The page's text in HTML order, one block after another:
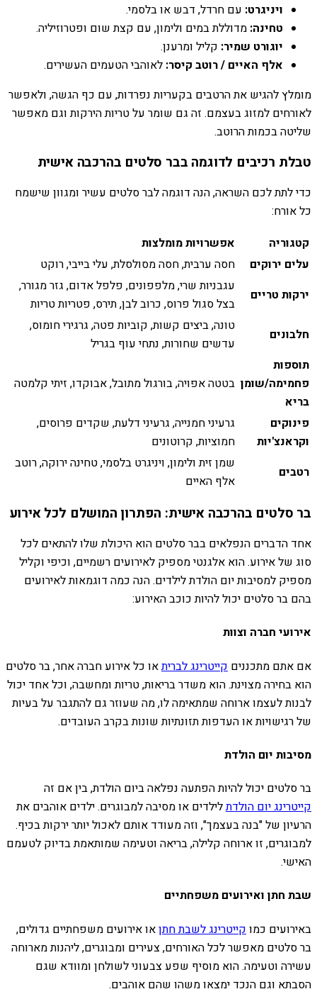
ויניגרט: עם חרדל, דבש או בלסמי.
טחינה: מדוללת במים ולימון, עם קצת שום ופטרוזיליה.
יוגורט שמיר: קליל ומרענן.
אלף האיים / רוטב קיסר: לאוהבי הטעמים העשירים.
מומלץ להגיש את הרטבים בקעריות נפרדות, עם כף הגשה, ולאפשר
לאורחים למזוג בעצמם. זה גם שומר על טריות הירקות וגם מאפשר
שליטה בכמות הרוטב.
טבלת רכיבים לדוגמה בבר סלטים בהרכבה אישית
כדי לתת לכם השראה, הנה דוגמה לבר סלטים עשיר ומגוון שישמח
כל אורח:
קטגוריה
אפשרויות מומלצות
עלים ירוקים
חסה ערבית, חסה מסולסלת, עלי בייבי, רוקט
ירקות טריים
עגבניות שרי, מלפפונים, פלפל אדום, גזר מגורר,
בצל סגול פרוס, כרוב לבן, תירס, פטריות טריות
חלבונים
טונה, ביצים קשות, קוביות פטה, גרגירי חומוס,
עדשים שחורות, נתחי עוף בגריל
תוספות
פחמימה/שומן
בריא
בטטה אפויה, בורגול מתובל, אבוקדו, זיתי קלמטה
פינוקים
וקראנצ'יות
גרעיני חמנייה, גרעיני דלעת, שקדים פרוסים,
חמוציות, קרוטונים
רטבים
שמן זית ולימון, ויניגרט בלסמי, טחינה ירוקה, רוטב
אלף האיים
בר סלטים בהרכבה אישית: הפתרון המושלם לכל אירוע
אחד הדברים הנפלאים בבר סלטים הוא היכולת שלו להתאים לכל
סוג של אירוע. הוא אלגנטי מספיק לאירועים רשמיים, וכיפי וקליל
מספיק למסיבות יום הולדת לילדים. הנה כמה דוגמאות לאירועים
בהם בר סלטים יכול להיות כוכב האירוע:
אירועי חברה וצוות
אם אתם מתכננים קייטרינג לבריתאו כל אירוע חברה אחר, בר סלטים
הוא בחירה מצוינת. הוא משדר בריאות, טריות ומחשבה, וכל אחד יכול
לבנות לעצמו ארוחה שמתאימה לו, מה שעוזר גם להתגבר על בעיות
של רגישויות או העדפות תזונתיות שונות בקרב העובדים.
מסיבות יום הולדת
בר סלטים יכול להיות הפתעה נפלאה ביום הולדת, בין אם זה
קייטרינג יום הולדתלילדים או מסיבה למבוגרים. ילדים אוהבים את
הרעיון של "בנה בעצמך", וזה מעודד אותם לאכול יותר ירקות בכיף.
למבוגרים, זו ארוחה קלילה, בריאה וטעימה שמותאמת בדיוק לטעמם
האישי.
שבת חתן ואירועים משפחתיים
באירועים כמו קייטרינג לשבת חתןאו אירועים משפחתיים גדולים,
בר סלטים מאפשר לכל האורחים, צעירים ומבוגרים, ליהנות מארוחה
עשירה וטעימה. הוא מוסיף שפע צבעוני לשולחן ומוודא שגם
הסבתא וגם הנכד ימצאו משהו שהם אוהבים.